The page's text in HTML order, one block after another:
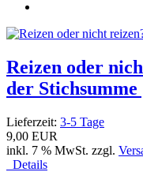
Reizen oder
der
Lieferzeit: 3-5 Tage
9,00 EUR
inkl. 7 % MwSt. zzgl.
Details